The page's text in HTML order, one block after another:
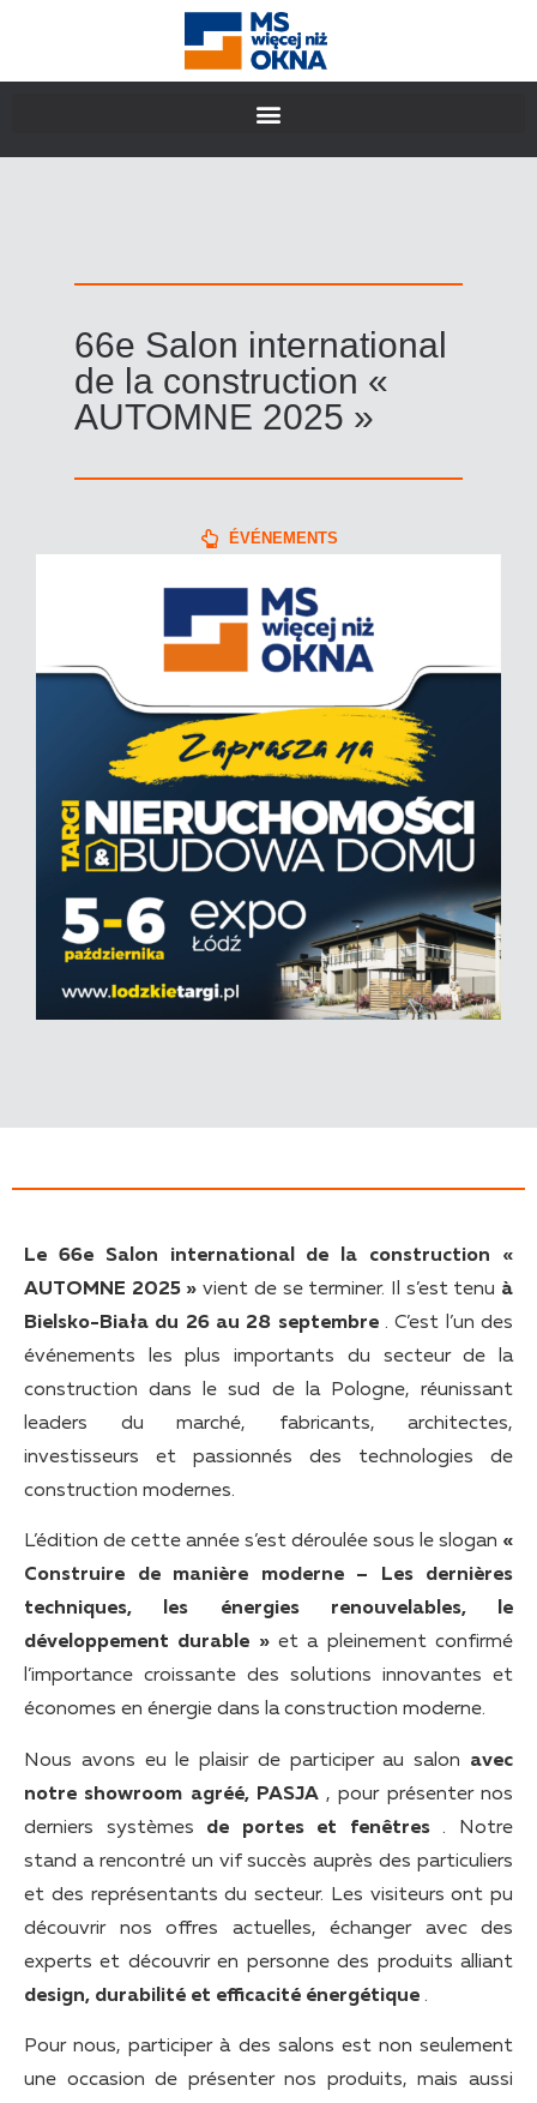
66e Salon international
de la construction «
AUTOMNE 2025 »
ÉVÉNEMENTS
Le 66e Salon international de la construction «
AUTOMNE 2025 » vient de se terminer. Il s’est tenu à
Bielsko-Biała du 26 au 28 septembre. C’est l’un des
événements les plus importants du secteur de la
construction dans le sud de la Pologne, réunissant
leaders du marché, fabricants, architectes,
investisseurs et passionnés des technologies de
construction modernes.
L’édition de cette année s’est déroulée sous le slogan «
Construire de manière moderne – Les dernières
techniques, les énergies renouvelables, le
développement durable »et a pleinement confirmé
l’importance croissante des solutions innovantes et
économes en énergie dans la construction moderne.
Nous avons eu le plaisir de participer au salon avec
notre showroom agréé, PASJA, pour présenter nos
derniers systèmes de portes et fenêtres. Notre
stand a rencontré un vif succès auprès des particuliers
et des représentants du secteur. Les visiteurs ont pu
découvrir nos offres actuelles, échanger avec des
experts et découvrir en personne des produits alliant
design, durabilité et efficacité énergétique .
Pour nous, participer à des salons est non seulement
une occasion de présenter nos produits, mais aussi